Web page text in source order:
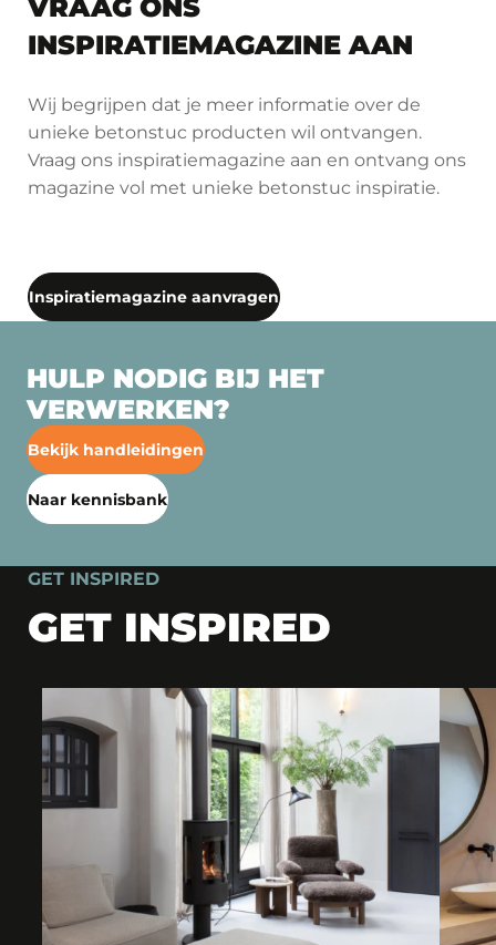
VRAAG ONS
INSPIRATIEMAGAZINE AAN
Wij begrijpen dat je meer informatie over de
unieke betonstuc producten wil ontvangen.
Vraag ons inspiratiemagazine aan en ontvang ons
magazine vol met unieke betonstuc inspiratie.
Inspiratiemagazine aanvragen
HULP NODIG BIJ HET
VERWERKEN?
Bekijk handleidingen
Naar kennisbank
GET INSPIRED
GET INSPIRED